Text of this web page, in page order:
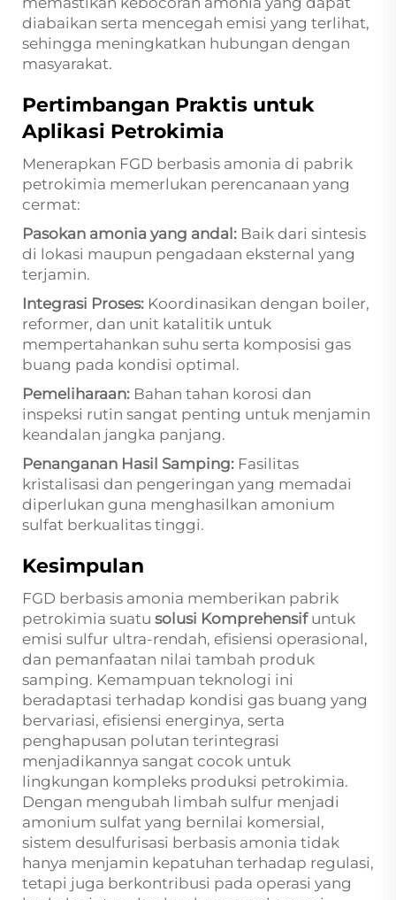
diabaikan serta mencegah emisi yang terlihat,
sehingga meningkatkan hubungan dengan
masyarakat.
Pertimbangan Praktis untuk
Aplikasi Petrokimia
Menerapkan FGD berbasis amonia di pabrik
petrokimia memerlukan perencanaan yang
cermat:
Pasokan amonia yang andal: Baik dari sintesis
di lokasi maupun pengadaan eksternal yang
terjamin.
Integrasi Proses: Koordinasikan dengan boiler,
reformer, dan unit katalitik untuk
mempertahankan suhu serta komposisi gas
buang pada kondisi optimal.
Pemeliharaan: Bahan tahan korosi dan
inspeksi rutin sangat penting untuk menjamin
keandalan jangka panjang.
Penanganan Hasil Samping: Fasilitas
kristalisasi dan pengeringan yang memadai
diperlukan guna menghasilkan amonium
sulfat berkualitas tinggi.
Kesimpulan
FGD berbasis amonia memberikan pabrik
petrokimia suatu solusi Komprehensif untuk
emisi sulfur ultra-rendah, efisiensi operasional,
dan pemanfaatan nilai tambah produk
samping. Kemampuan teknologi ini
beradaptasi terhadap kondisi gas buang yang
bervariasi, efisiensi energinya, serta
penghapusan polutan terintegrasi
menjadikannya sangat cocok untuk
lingkungan kompleks produksi petrokimia.
Dengan mengubah limbah sulfur menjadi
amonium sulfat yang bernilai komersial,
sistem desulfurisasi berbasis amonia tidak
hanya menjamin kepatuhan terhadap regulasi,
tetapi juga berkontribusi pada operasi yang